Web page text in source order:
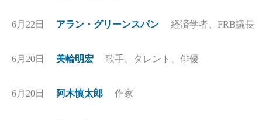
6月22日 アラン・グリーンスパン 経済学者、FRB議長
6月20日 美輪明宏 歌手、タレント、俳優
6月20日 阿木慎太郎 作家